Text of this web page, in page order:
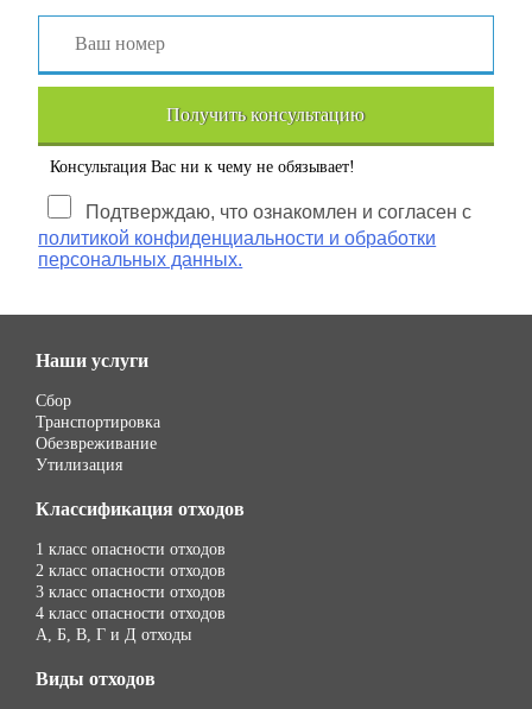
Получить консультацию
Консультация Вас ни к чему не обязывает!
Подтверждаю, что ознакомлен и согласен с
политикой конфиденциальности и обработки
персональных данных.
Наши услуги
Сбор
Транспортировка
Обезвреживание
Утилизация
Классификация отходов
1 класс опасности отходов
2 класс опасности отходов
3 класс опасности отходов
4 класс опасности отходов
А, Б, В, Г и Д отходы
Виды отходов